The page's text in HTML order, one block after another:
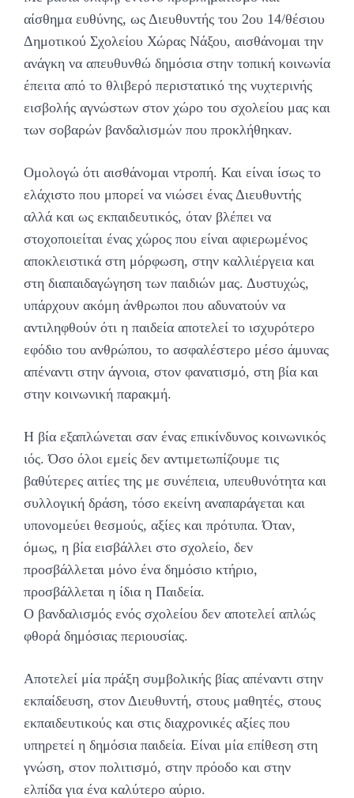
αίσθημα ευθύνης, ως Διευθυντής του 2ου 14/θέσιου
Δημοτικού Σχολείου Χώρας Νάξου, αισθάνομαι την
ανάγκη να απευθυνθώ δημόσια στην τοπική κοινωνία
έπειτα από το θλιβερό περιστατικό της νυχτερινής
εισβολής αγνώστων στον χώρο του σχολείου μας και
των σοβαρών βανδαλισμών που προκλήθηκαν.
Ομολογώ ότι αισθάνομαι ντροπή. Και είναι ίσως το
ελάχιστο που μπορεί να νιώσει ένας Διευθυντής
αλλά και ως εκπαιδευτικός, όταν βλέπει να
στοχοποιείται ένας χώρος που είναι αφιερωμένος
αποκλειστικά στη μόρφωση, στην καλλιέργεια και
στη διαπαιδαγώγηση των παιδιών μας. Δυστυχώς,
υπάρχουν ακόμη άνθρωποι που αδυνατούν να
αντιληφθούν ότι η παιδεία αποτελεί το ισχυρότερο
εφόδιο του ανθρώπου, το ασφαλέστερο μέσο άμυνας
απέναντι στην άγνοια, στον φανατισμό, στη βία και
στην κοινωνική παρακμή.
Η βία εξαπλώνεται σαν ένας επικίνδυνος κοινωνικός
ιός. Όσο όλοι εμείς δεν αντιμετωπίζουμε τις
βαθύτερες αιτίες της με συνέπεια, υπευθυνότητα και
συλλογική δράση, τόσο εκείνη αναπαράγεται και
υπονομεύει θεσμούς, αξίες και πρότυπα. Όταν,
όμως, η βία εισβάλλει στο σχολείο, δεν
προσβάλλεται μόνο ένα δημόσιο κτήριο,
προσβάλλεται η ίδια η Παιδεία.
Ο βανδαλισμός ενός σχολείου δεν αποτελεί απλώς
φθορά δημόσιας περιουσίας.
Αποτελεί μία πράξη συμβολικής βίας απέναντι στην
εκπαίδευση, στον Διευθυντή, στους μαθητές, στους
εκπαιδευτικούς και στις διαχρονικές αξίες που
υπηρετεί η δημόσια παιδεία. Είναι μία επίθεση στη
γνώση, στον πολιτισμό, στην πρόοδο και στην
ελπίδα για ένα καλύτερο αύριο.